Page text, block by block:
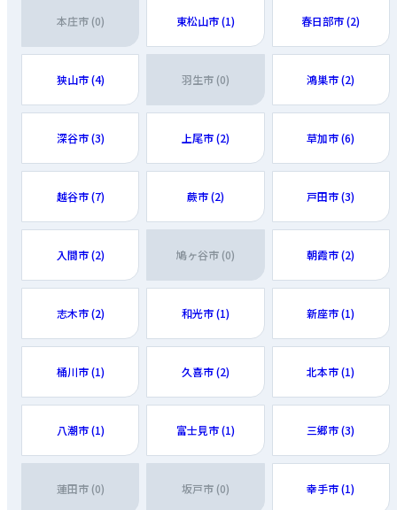
本庄市 (0) 東松山市 (1) 春日部市 (2)
狭山市 (4) 羽生市 (0) 鴻巣市 (2)
深谷市 (3) 上尾市 (2) 草加市 (6)
越谷市 (7) 蕨市 (2) 戸田市 (3)
入間市 (2) 鳩ヶ谷市 (0) 朝霞市 (2)
志木市 (2) 和光市 (1) 新座市 (1)
桶川市 (1) 久喜市 (2) 北本市 (1)
八潮市 (1) 富士見市 (1) 三郷市 (3)
蓮田市 (0) 坂戸市 (0) 幸手市 (1)